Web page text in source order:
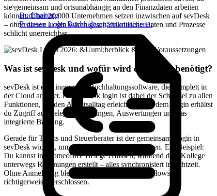
Buchhaltung
Prozesse in der Buchhaltung automatisieren
sie gemeinsam und ortsunabhängig an den Finanzdaten arbeiten
können. Über 20.000 Unternehmen setzen inzwischen auf sevDesk
– ohne diesen Login wären geschäftskritische Daten und Prozesse
schlicht unerreichbar.
Was ist sevDesk und wofür wird der Login benötigt?
sevDesk ist eine innovative Buchhaltungssoftware, die komplett in
der Cloud arbeitet. Der sevdesk login ist dabei der Schlüssel zu allen
Funktionen, die den Arbeitsalltag erleichtern. Mit dem Login erhältst
du Zugriff auf Belege, Rechnungen, Auswertungen und das
integrierte Banking.
Gerade für Teams und Steuerberater ist der gemeinsame login in
sevDesk wichtig, um effizient zusammenzuarbeiten. Ein Beispiel:
Du kannst im Homeoffice Belege erfassen, während dein Kollege
unterwegs Rechnungen erstellt – alles synchronisiert in Echtzeit.
Ohne Anmeldung bleiben diese Daten und Workflows
richtigerweise verschlossen.